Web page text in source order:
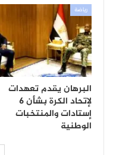
رياضة
البرهان يقدم تعهدات
لإتحاد الكرة بشأن 6
إستادات والمنتخبات
الوطنية